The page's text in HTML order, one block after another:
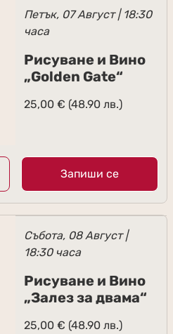
Петък, 07 Август | 18:30
часа
Рисуване и Вино
„Golden Gate“
25,00 € (48.90 лв.)
Запиши се
Събота, 08 Август |
18:30 часа
Рисуване и Вино
„Залез за двама“
25,00 € (48.90 лв.)